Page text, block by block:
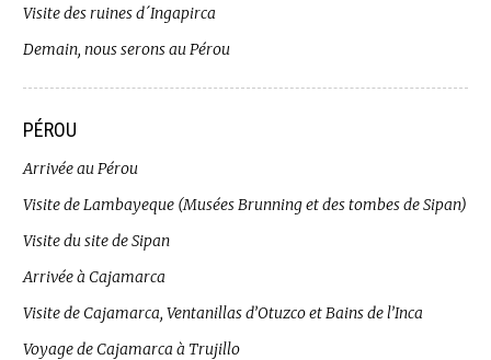
Visite des ruines d´Ingapirca
Demain, nous serons au Pérou
PÉROU
Arrivée au Pérou
Visite de Lambayeque (Musées Brunning et des tombes de Sipan)
Visite du site de Sipan
Arrivée à Cajamarca
Visite de Cajamarca, Ventanillas d’Otuzco et Bains de l’Inca
Voyage de Cajamarca à Trujillo